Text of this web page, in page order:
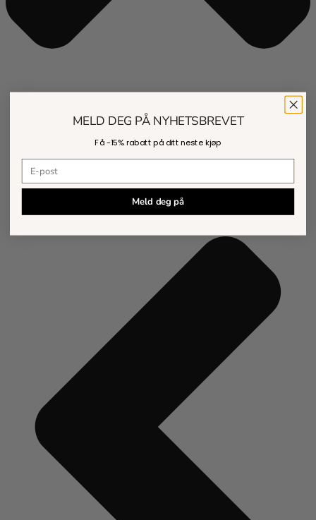
MELD DEG PÅ NYHETSBREVET
Få -15% rabattpå ditt neste kjøp
Meld deg på